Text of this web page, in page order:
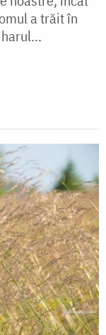
a trăit în